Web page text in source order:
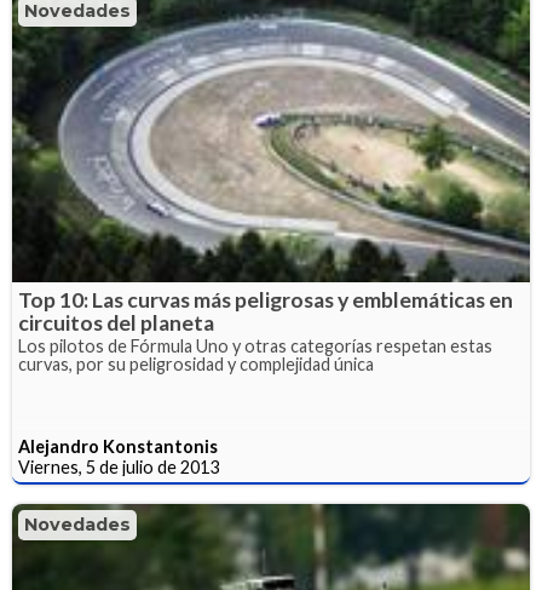
Novedades
Top 10: Las curvas más peligrosas y emblemáticas en
circuitos del planeta
Los pilotos de Fórmula Uno y otras categorías respetan estas
curvas, por su peligrosidad y complejidad única
Alejandro Konstantonis
Viernes, 5 de julio de 2013
Novedades